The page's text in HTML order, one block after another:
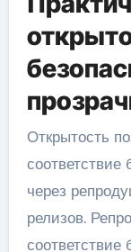
Открытость
через
релизов.